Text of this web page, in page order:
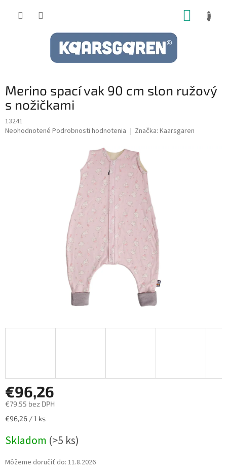
Merino spací vak 90 cm slon ružový
s nožičkami
13241
Priemerné
Neohodnotené Podrobnosti hodnotenia Značka: Kaarsgaren
€96,26
€79,55 bez DPH
Jednotková
€96,26 / 1 ks
Skladom (>5 ks)
Môžeme doručiť do: 11.8.2026